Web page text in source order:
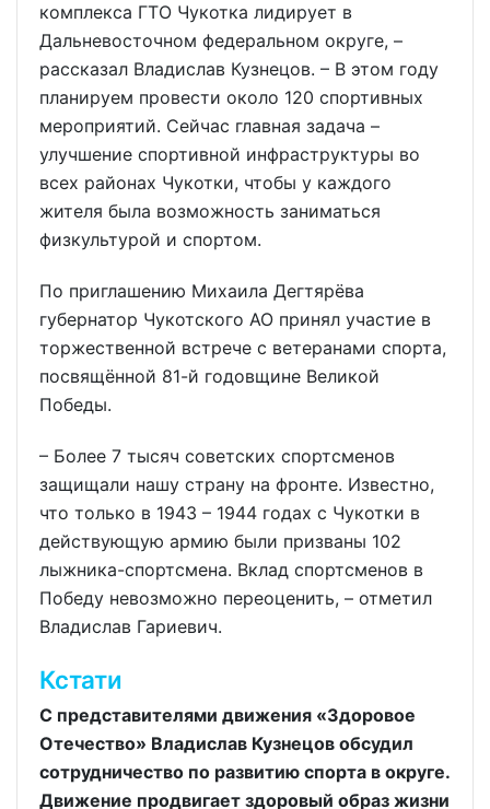
комплекса ГТО Чукотка лидирует в
Дальневосточном федеральном округе, –
рассказал Владислав Кузнецов. – В этом году
планируем провести около 120 спортивных
мероприятий. Сейчас главная задача –
улучшение спортивной инфраструктуры во
всех районах Чукотки, чтобы у каждого
жителя была возможность заниматься
физкультурой и спортом.
По приглашению Михаила Дегтярёва
губернатор Чукотского АО принял участие в
торжественной встрече с ветеранами спорта,
посвящённой 81-й годовщине Великой
Победы.
– Более 7 тысяч советских спортсменов
защищали нашу страну на фронте. Известно,
что только в 1943 – 1944 годах с Чукотки в
действующую армию были призваны 102
лыжника-спортсмена. Вклад спортсменов в
Победу невозможно переоценить, – отметил
Владислав Гариевич.
Кстати
С представителями движения «Здоровое
Отечество» Владислав Кузнецов обсудил
сотрудничество по развитию спорта в округе.
Движение продвигает здоровый образ жизни